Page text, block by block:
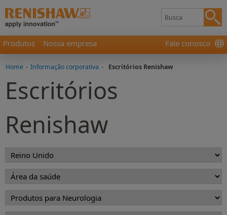
Produtos Nossa empresa Fale conosco
Home - Informação corporativa - Escritórios Renishaw
Escritórios
Renishaw